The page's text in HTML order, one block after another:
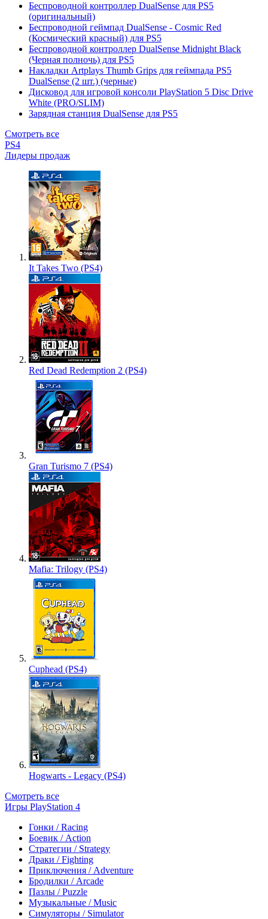
Беспроводной контроллер DualSense для PS5
(оригинальный)
Беспроводной геймпад DualSense - Cosmic Red
(Космический красный) для PS5
Беспроводной контроллер DualSense Midnight Black
(Черная полночь) для PS5
Накладки Artplays Thumb Grips для геймпада PS5
DualSense (2 шт.) (черные)
Дисковод для игровой консоли PlayStation 5 Disc Drive
White (PRO/SLIM)
Зарядная станция DualSense для PS5
Смотреть все
PS4
Лидеры продаж
It Takes Two (PS4)
Red Dead Redemption 2 (PS4)
Gran Turismo 7 (PS4)
Mafia: Trilogy (PS4)
Cuphead (PS4)
Hogwarts - Legacy (PS4)
Смотреть все
Игры PlayStation 4
Гонки / Racing
Боевик / Action
Стратегии / Strategy
Драки / Fighting
Приключения / Adventure
Бродилки / Arcade
Пазлы / Puzzle
Музыкальные / Music
Симуляторы / Simulator